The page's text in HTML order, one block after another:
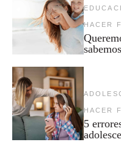
HACER
HACER
5